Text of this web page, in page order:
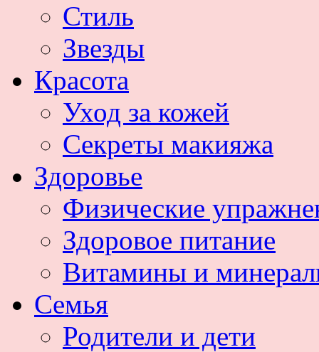
Стиль
Звезды
Красота
Уход за кожей
Секреты макияжа
Здоровье
Физические
Здоровое питание
Витамины и
Семья
Родители и дети